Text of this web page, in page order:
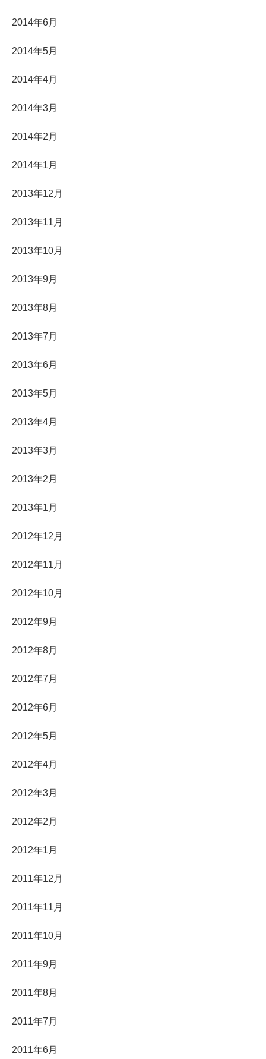
2014年6月
2014年5月
2014年4月
2014年3月
2014年2月
2014年1月
2013年12月
2013年11月
2013年10月
2013年9月
2013年8月
2013年7月
2013年6月
2013年5月
2013年4月
2013年3月
2013年2月
2013年1月
2012年12月
2012年11月
2012年10月
2012年9月
2012年8月
2012年7月
2012年6月
2012年5月
2012年4月
2012年3月
2012年2月
2012年1月
2011年12月
2011年11月
2011年10月
2011年9月
2011年8月
2011年7月
2011年6月